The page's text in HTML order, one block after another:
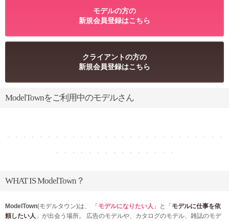
モデルの方の
新規会員登録はこちら
クライアントの方の
新規会員登録はこちら
ModelTownをご利用中のモデルさん
WHAT IS ModelTown？
ModelTown(モデルタウン)は、 「 モデルになりたい人 」と「 モデルに仕事を依
頼したい人 」が出会う場所。
広告のモデルや、カタログのモデル、雑誌のモデ